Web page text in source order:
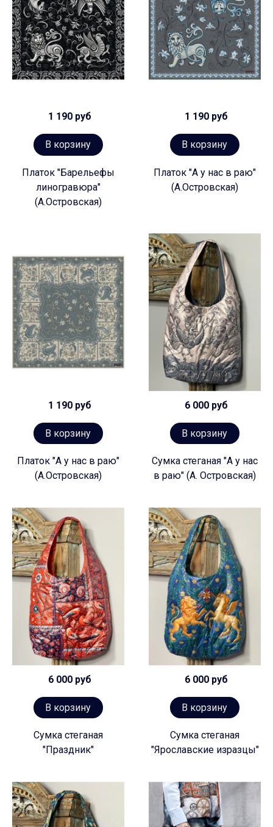
1 190 руб
В корзину
Платок "Барельефы
линогравюра"
(А.Островская)
1 190 руб
В корзину
Платок "А у нас в раю"
(А.Островская)
1 190 руб
В корзину
Платок "А у нас в раю"
(А.Островская)
6 000 руб
В корзину
Сумка стеганая "А у нас
в раю" (А. Островская)
6 000 руб
В корзину
Сумка стеганая
"Праздник"
6 000 руб
В корзину
Сумка стеганая
"Ярославские изразцы"